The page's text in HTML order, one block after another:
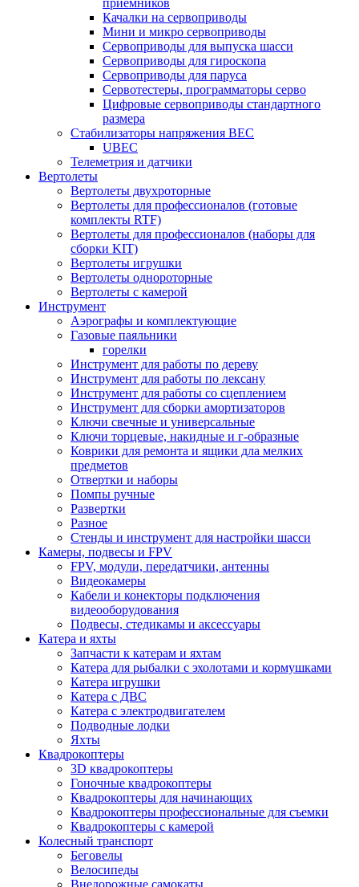
приемников
Качалки на сервоприводы
Мини и микро сервоприводы
Сервоприводы для выпуска шасси
Сервоприводы для гироскопа
Сервоприводы для паруса
Сервотестеры, программаторы серво
Цифровые сервоприводы стандартного
размера
Стабилизаторы напряжения BEC
UBEC
Телеметрия и датчики
Вертолеты
Вертолеты двухроторные
Вертолеты для профессионалов (готовые
комплекты RTF)
Вертолеты для профессионалов (наборы для
сборки KIT)
Вертолеты игрушки
Вертолеты однороторные
Вертолеты с камерой
Инструмент
Аэрографы и комплектующие
Газовые паяльники
горелки
Инструмент для работы по дереву
Инструмент для работы по лексану
Инструмент для работы со сцеплением
Инструмент для сборки амортизаторов
Ключи свечные и универсальные
Ключи торцевые, накидные и г-образные
Коврики для ремонта и ящики дла мелких
предметов
Отвертки и наборы
Помпы ручные
Развертки
Разное
Стенды и инструмент для настройки шасси
Камеры, подвесы и FPV
FPV, модули, передатчики, антенны
Видеокамеры
Кабели и конекторы подключения
видеооборудования
Подвесы, стедикамы и аксессуары
Катера и яхты
Запчасти к катерам и яхтам
Катера для рыбалки с эхолотами и кормушками
Катера игрушки
Катера с ДВС
Катера с электродвигателем
Подводные лодки
Яхты
Квадрокоптеры
3D квадрокоптеры
Гоночные квадрокоптеры
Квадрокоптеры для начинающих
Квадрокоптеры профессиональные для съемки
Квадрокоптеры с камерой
Колесный транспорт
Беговелы
Велосипеды
Внедорожные самокаты